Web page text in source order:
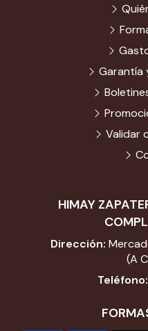
HIMAY
Dirección:
(A
Teléfono:
Garantía
Validar